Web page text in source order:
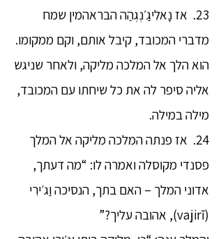
23. אז נָאלִיגַ׳נְגְהַה הבראהמין שמח
מדברי המכובד, קיבל אותם, וקם ממקומו.
הוא הלך אל המלכה מליקה, ולאחר שניגש
אליה סיפר לה את כל שיחתו עם המכובד,
מילה במילה.
24. אז פנתה המלכה מליקה אל המלך
פסנדי מקוסלה ואמרה לו: “מה דעתך,
אדוני המלך – האם בתך, הנסיכה וַג׳ירִי
(vajirī), אהובה עליך?”